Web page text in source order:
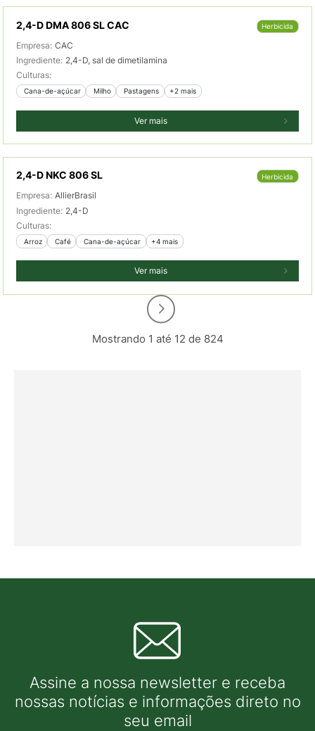
2,4-D DMA 806 SL CAC Herbicida
Empresa: CAC
Ingrediente: 2,4-D, sal de dimetilamina
Culturas:
Cana-de-açúcar Milho Pastagens +2 mais
Ver mais
2,4-D NKC 806 SL Herbicida
Empresa: AllierBrasil
Ingrediente: 2,4-D
Culturas:
Arroz Café Cana-de-açúcar +4 mais
Ver mais
Mostrando 1 até 12 de 824
Assine a nossa newsletter e receba
nossas notícias e informações direto no
seu email